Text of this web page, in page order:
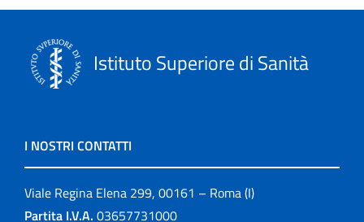
Istituto Superiore di Sanità
I NOSTRI CONTATTI
Viale Regina Elena 299, 00161 – Roma (I)
Partita I.V.A. 03657731000